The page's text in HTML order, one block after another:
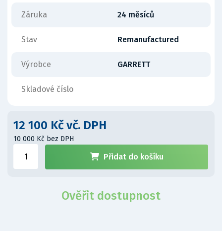
Záruka 24 měsíců
Stav Remanufactured
Výrobce GARRETT
Skladové číslo
12 100 Kč vč. DPH
10 000 Kč bez DPH
Přidat do košíku
Ověřit dostupnost